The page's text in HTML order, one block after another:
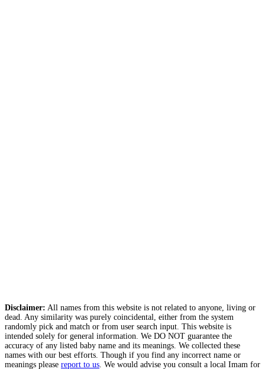
Disclaimer: All names from this website is not related to anyone, living or
dead. Any similarity was purely coincidental, either from the system
randomly pick and match or from user search input. This website is
intended solely for general information. We DO NOT guarantee the
accuracy of any listed baby name and its meanings. We collected these
names with our best efforts. Though if you find any incorrect name or
meanings please report to us . We would advise you consult a local Imam for